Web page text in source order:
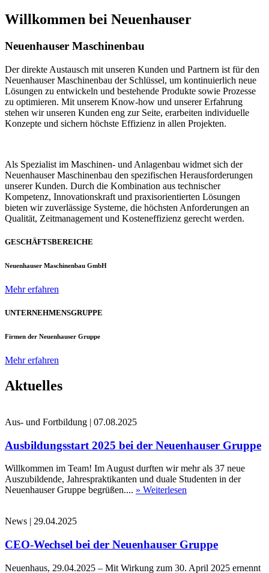
Willkommen bei Neuenhauser
Neuenhauser Maschinenbau
Der direkte Austausch mit unseren Kunden und Partnern ist für den
Neuenhauser Maschinenbau der Schlüssel, um kontinuierlich neue
Lösungen zu entwickeln und bestehende Produkte sowie Prozesse
zu optimieren. Mit unserem Know-how und unserer Erfahrung
stehen wir unseren Kunden eng zur Seite, erarbeiten individuelle
Konzepte und sichern höchste Effizienz in allen Projekten.
Als Spezialist im Maschinen- und Anlagenbau widmet sich der
Neuenhauser Maschinenbau den spezifischen Herausforderungen
unserer Kunden. Durch die Kombination aus technischer
Kompetenz, Innovationskraft und praxisorientierten Lösungen
bieten wir zuverlässige Systeme, die höchsten Anforderungen an
Qualität, Zeitmanagement und Kosteneffizienz gerecht werden.
GESCHÄFTSBEREICHE
Neuenhauser Maschinenbau GmbH
Mehr erfahren
UNTERNEHMENSGRUPPE
Firmen der Neuenhauser Gruppe
Mehr erfahren
Aktuelles
Aus- und Fortbildung | 07.08.2025
Ausbildungsstart 2025 bei der Neuenhauser Gruppe
Willkommen im Team! Im August durften wir mehr als 37 neue
Auszubildende, Jahrespraktikanten und duale Studenten in der
Neuenhauser Gruppe begrüßen.... » Weiterlesen
News | 29.04.2025
CEO-Wechsel bei der Neuenhauser Gruppe
Neuenhaus, 29.04.2025 – Mit Wirkung zum 30. April 2025 ernennt